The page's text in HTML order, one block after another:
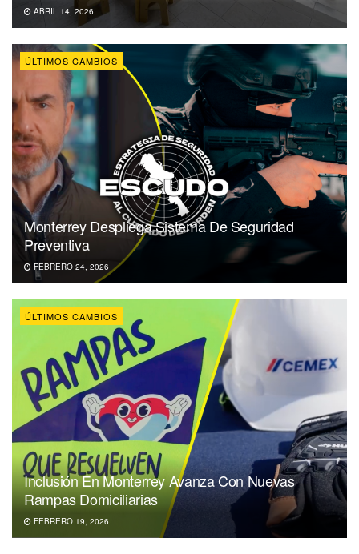
ABRIL 14, 2026
ÚLTIMOS CAMBIOS
Monterrey Despliega Sistema De Seguridad
Preventiva
FEBRERO 24, 2026
ÚLTIMOS CAMBIOS
Inclusión En Monterrey Avanza Con Nuevas
Rampas Domiciliarias
FEBRERO 19, 2026